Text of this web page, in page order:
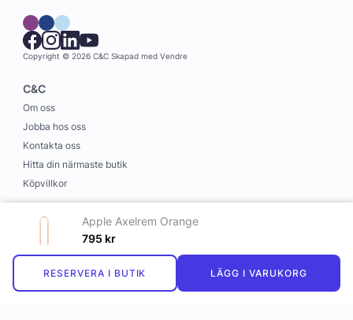
Apple Axelrem Orange
795 kr
RESERVERA I BUTIK LÄGG I VARUKORG
Copyright © 2026 C&C Skapad med Vendre
C&C
Om oss
Jobba hos oss
Kontakta oss
Hitta din närmaste butik
Köpvillkor
Information
Leverans och betalning
Cookies
Personuppgiftspolicy